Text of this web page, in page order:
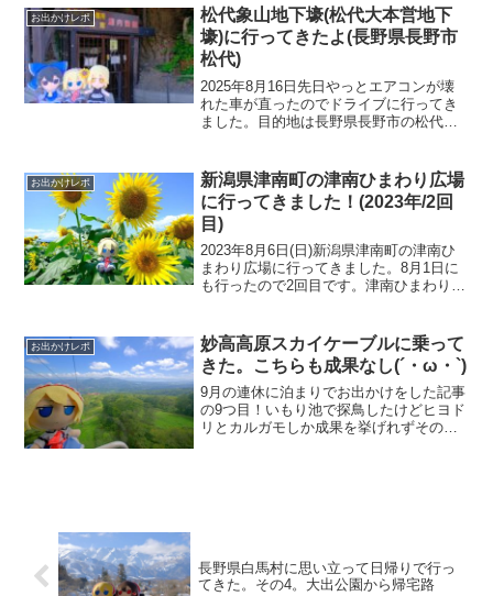
もうさきたま史跡の博物館の入館も出来
ない時間であ...
お出かけレポ
松代象山地下壕(松代大本営地下
壕)に行ってきたよ(長野県長野市
松代)
2025年8月16日先日やっとエアコンが壊
れた車が直ったのでドライブに行ってき
ました。目的地は長野県長野市の松代。
す。太平洋戦争末期に軍部が本土決戦の
最後の拠点として終...
お出かけレポ
新潟県津南町の津南ひまわり広場
に行ってきました！(2023年/2回
目)
2023年8月6日(日)新潟県津南町の津南ひ
まわり広場に行ってきました。8月1日に
も行ったので2回目です。津南ひまわり広
が駐車場料金が1000円です（300円の露
店や...
お出かけレポ
妙高高原スカイケーブルに乗って
きた。こちらも成果なし(´・ω・`)
9月の連休に泊まりでお出かけをした記事
の9つ目！いもり池で探鳥したけどヒヨド
リとカルガモしか成果を挙げれずその足
長野県白馬村に思い立って日帰りで行っ
てきた。その4。大出公園から帰宅路